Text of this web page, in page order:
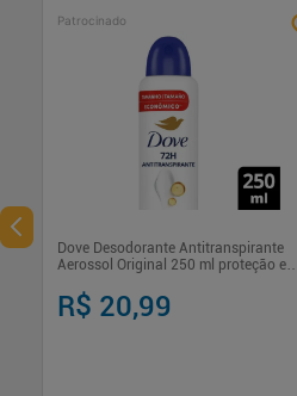
Patrocinado
Dove Desodorante Antitranspirante
Aerossol Original 250 ml proteção e
R$ 20,99